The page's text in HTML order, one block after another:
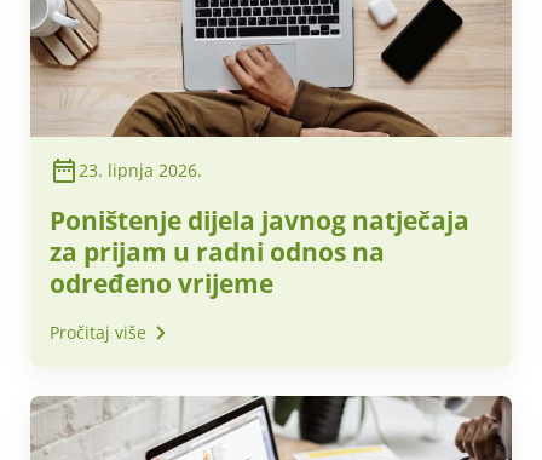
23. lipnja 2026.
Poništenje dijela javnog natječaja
za prijam u radni odnos na
određeno vrijeme
Pročitaj više